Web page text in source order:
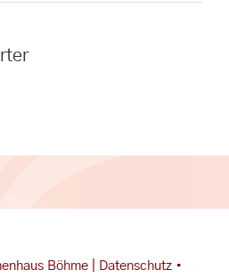
Böhme | Datenschutz•